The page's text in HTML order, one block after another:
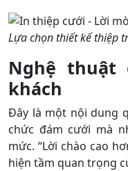
Lựa chọn thiết kế thiệp
Nghệ
khách
Đây là một nội dung
chức đám cưới mà
mức. “Lời chào cao
hiện tầm quan trọng